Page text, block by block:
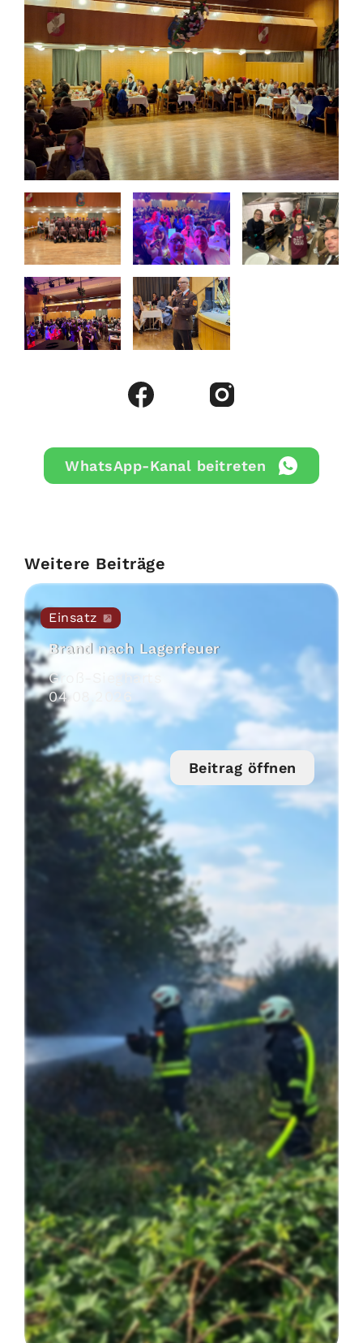
WhatsApp-Kanal beitreten
Weitere Beiträge
Einsatz
Brand nach Lagerfeuer
Groß-Siegharts
04.
Beitrag öffnen